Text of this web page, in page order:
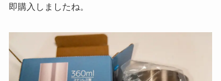
即購入しましたね。